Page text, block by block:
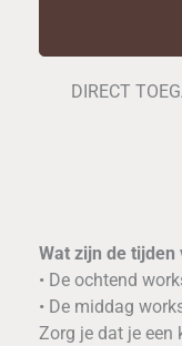
DIRECT
Wat zijn de tijden
• De ochtend
• De middag
Zorg je dat je een